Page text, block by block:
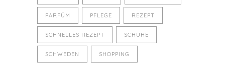
PARFÜM PFLEGE REZEPT
SCHNELLES REZEPT SCHUHE
SCHWEDEN SHOPPING